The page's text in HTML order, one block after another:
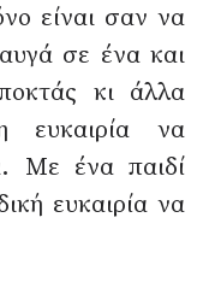
είναι σαν να
σε ένα και
κι άλλα
ευκαιρία να
Με ένα παιδί
ευκαιρία να